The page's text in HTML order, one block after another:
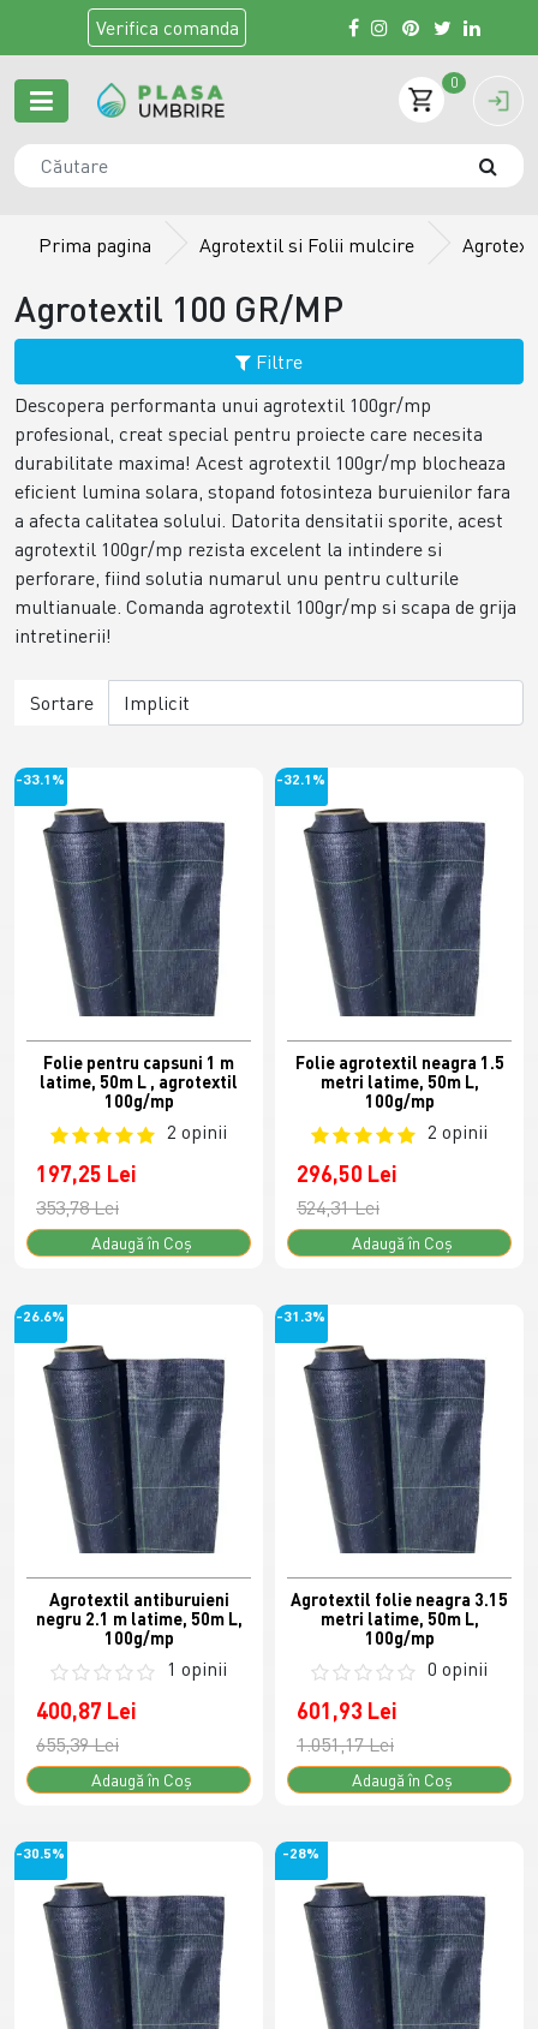
Verifica comanda
0
Prima pagina Agrotextil si Folii mulcire
Agrotextil 100 GR/MP
Filtre
Descopera performanta unui agrotextil 100gr/mp
profesional, creat special pentru proiecte care necesita
durabilitate maxima! Acest agrotextil 100gr/mp blocheaza
eficient lumina solara, stopand fotosinteza buruienilor fara
a afecta calitatea solului. Datorita densitatii sporite, acest
agrotextil 100gr/mp rezista excelent la intindere si
perforare, fiind solutia numarul unu pentru culturile
multianuale. Comanda agrotextil 100gr/mp si scapa de grija
intretinerii!
Sortare
-33.1%
Folie pentru capsuni 1 m
latime, 50m L , agrotextil
100g/mp
2 opinii
197,25 Lei
353,78 Lei
Adaugă în Coş
-32.1%
Folie agrotextil neagra 1.5
metri latime, 50m L,
100g/mp
2 opinii
296,50 Lei
524,31 Lei
Adaugă în Coş
-26.6%
Agrotextil antiburuieni
negru 2.1 m latime, 50m L,
100g/mp
1 opinii
400,87 Lei
655,39 Lei
Adaugă în Coş
-31.3%
Agrotextil folie neagra 3.15
metri latime, 50m L,
100g/mp
0 opinii
601,93 Lei
1.051,17 Lei
Adaugă în Coş
-30.5% -28%